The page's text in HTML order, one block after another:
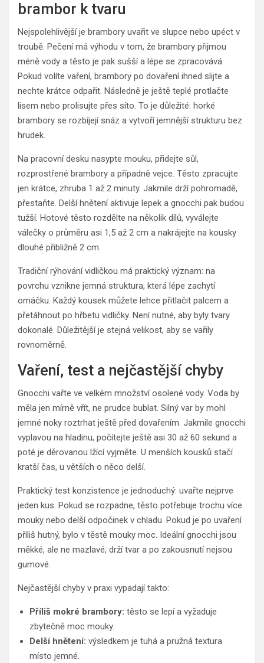
brambor k tvaru
Nejspolehlivější je brambory uvařit ve slupce nebo upéct v
troubě. Pečení má výhodu v tom, že brambory přijmou
méně vody a těsto je pak sušší a lépe se zpracovává.
Pokud volíte vaření, brambory po dovaření ihned slijte a
nechte krátce odpařit. Následně je ještě teplé protlačte
lisem nebo prolisujte přes síto. To je důležité: horké
brambory se rozbíjejí snáz a vytvoří jemnější strukturu bez
hrudek.
Na pracovní desku nasypte mouku, přidejte sůl,
rozprostřené brambory a případně vejce. Těsto zpracujte
jen krátce, zhruba 1 až 2 minuty. Jakmile drží pohromadě,
přestaňte. Delší hnětení aktivuje lepek a gnocchi pak budou
tužší. Hotové těsto rozdělte na několik dílů, vyválejte
válečky o průměru asi 1,5 až 2 cm a nakrájejte na kousky
dlouhé přibližně 2 cm.
Tradiční rýhování vidličkou má praktický význam: na
povrchu vznikne jemná struktura, která lépe zachytí
omáčku. Každý kousek můžete lehce přitlačit palcem a
přetáhnout po hřbetu vidličky. Není nutné, aby byly tvary
dokonalé. Důležitější je stejná velikost, aby se vařily
rovnoměrně.
Vaření, test a nejčastější chyby
Gnocchi vařte ve velkém množství osolené vody. Voda by
měla jen mírně vřít, ne prudce bublat. Silný var by mohl
jemné noky roztrhat ještě před dovařením. Jakmile gnocchi
vyplavou na hladinu, počítejte ještě asi 30 až 60 sekund a
poté je děrovanou lžící vyjměte. U menších kousků stačí
kratší čas, u větších o něco delší.
Praktický test konzistence je jednoduchý: uvařte nejprve
jeden kus. Pokud se rozpadne, těsto potřebuje trochu více
mouky nebo delší odpočinek v chladu. Pokud je po uvaření
příliš hutný, bylo v těstě mouky moc. Ideální gnocchi jsou
měkké, ale ne mazlavé, drží tvar a po zakousnutí nejsou
gumové.
Nejčastější chyby v praxi vypadají takto:
Příliš mokré brambory: těsto se lepí a vyžaduje
zbytečně moc mouky.
Delší hnětení: výsledkem je tuhá a pružná textura
místo jemné.